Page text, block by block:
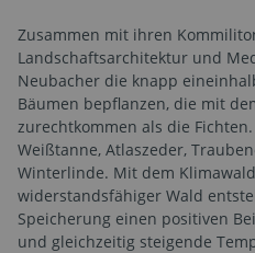
Zusammen mit ihren
Landschaftsarchitektur und
Neubacher die knapp
Bäumen bepflanzen, die mit
zurechtkommen als die
Weißtanne, Atlaszeder,
Winterlinde. Mit dem
widerstandsfähiger Wald
Speicherung einen positiven
und gleichzeitig steigende